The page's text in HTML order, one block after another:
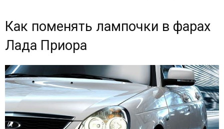
Как поменять лампочки в фарах
Лада Приора